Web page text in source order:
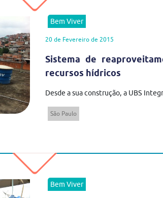
Bem Viver
20 de Fevereiro de 2015
Sistema de
recursos hídricos
Desde a sua construção, a UBS
São Paulo
Bem Viver